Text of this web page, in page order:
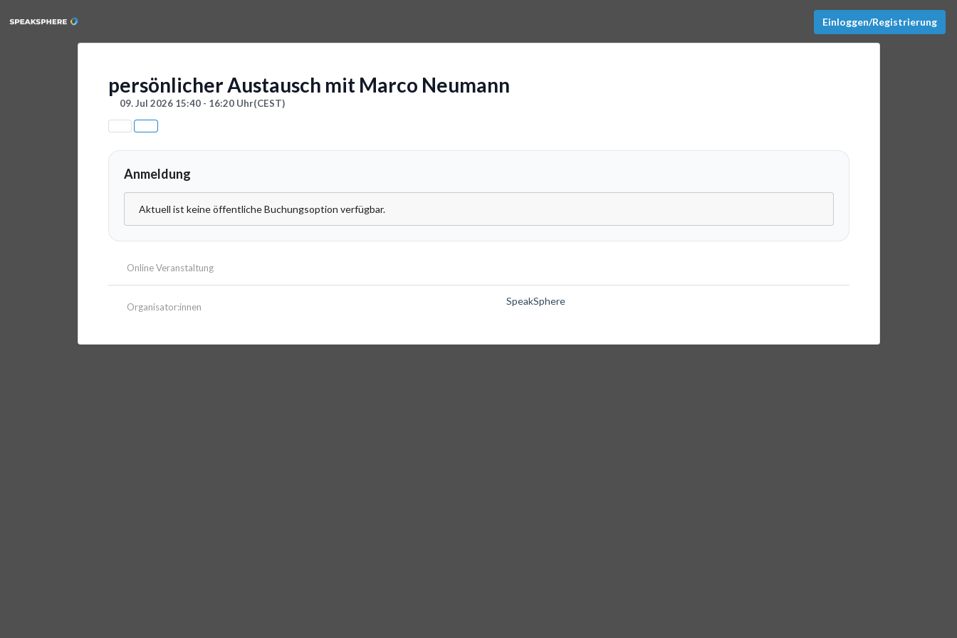
Einloggen/Registrierung
persönlicher Austausch mit Marco Neumann
09. Jul 2026 15:40 - 16:20 Uhr(CEST)
Anmeldung
Aktuell ist keine öffentliche Buchungsoption verfügbar.
Online Veranstaltung
Organisator:innen SpeakSphere